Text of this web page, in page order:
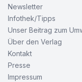
Newsletter
Infothek/Tipps
Unser Beitrag zum
Über den Verlag
Kontakt
Presse
Impressum